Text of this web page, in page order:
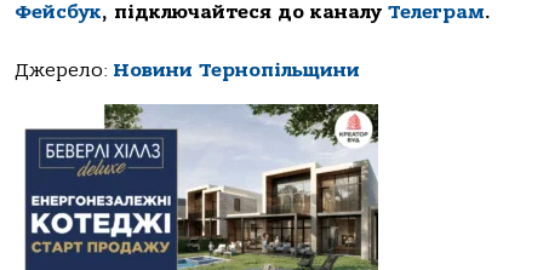
Фейсбук, підключайтеся до каналу Телеграм.
Джерело: Новини Тернопільщини